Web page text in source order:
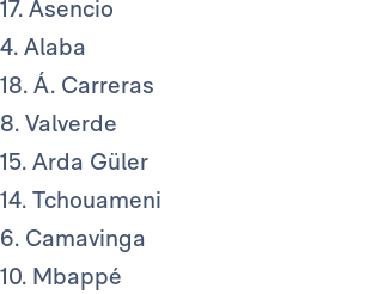
17. Asencio
4. Alaba
18. Á. Carreras
8. Valverde
15. Arda Güler
14. Tchouameni
6. Camavinga
10. Mbappé